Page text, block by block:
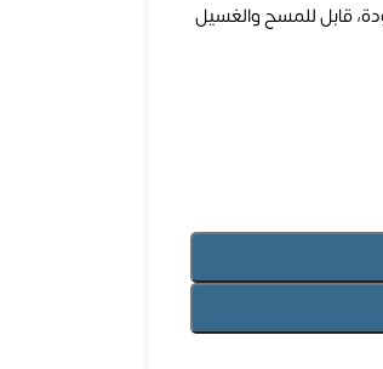
قابل للمسح والغسيل